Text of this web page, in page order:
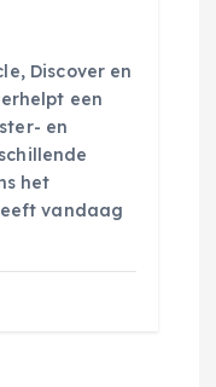
Discover en
een
en
het
vandaag